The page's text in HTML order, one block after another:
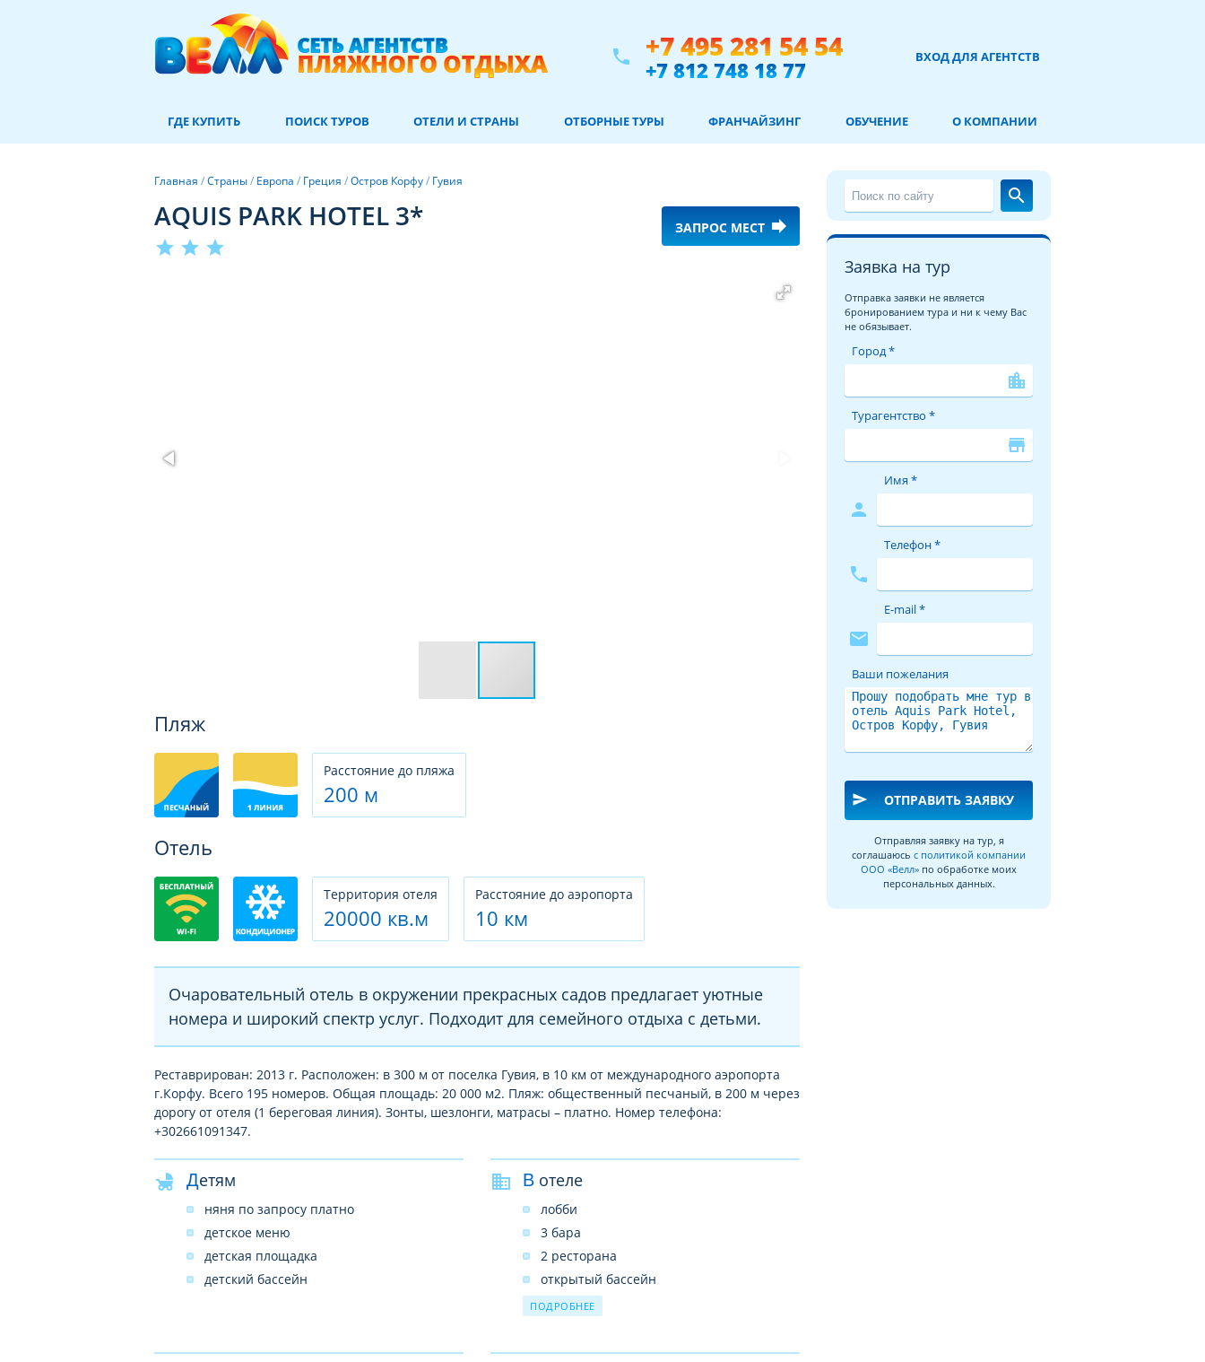
phone +7 495 281 54 54
+7 812 748 18 77 ВХОД ДЛЯ АГЕНТСТВ
ГДЕ КУПИТЬ ПОИСК ТУРОВ ОТЕЛИ И СТРАНЫ ОТБОРНЫЕ ТУРЫ ФРАНЧАЙЗИНГ ОБУЧЕНИЕ О КОМПАНИИ
Главная /Страны/ Европа / Греция /Остров Корфу/ Гувия
AQUIS PARK HOTEL 3*
star star star
ЗАПРОС МЕСТ forward
Пляж
Расстояние до пляжа
200 м
Отель
Территория отеля
20000 кв.м
Расстояние до аэропорта
10 км
Очаровательный отель в окружении прекрасных садов предлагает уютные
номера и широкий спектр услуг. Подходит для семейного отдыха с детьми.
Реставрирован: 2013 г. Расположен: в 300 м от поселка Гувия, в 10 км от международного аэропорта
г.Корфу. Всего 195 номеров. Общая площадь: 20 000 м2. Пляж: общественный песчаный, в 200 м через
дорогу от отеля (1 береговая линия). Зонты, шезлонги, матрасы – платно. Номер телефона:
+302661091347.
Детям
няня по запросу платно
детское меню
детская площадка
детский бассейн
В отеле
лобби
3 бара
2 ресторана
открытый бассейн
зонты и лежаки у бассейна
услуги врача (по вызову, платно)
ПОДРОБНЕЕ
search
Заявка на тур
Отправка заявки не является
бронированием тура и ни к чему Вас
не обязывает.
Город *
location_city
Турагентство *
store
person
Имя *
phone
Телефон *
mail
E-mail *
Ваши пожелания
send ОТПРАВИТЬ ЗАЯВКУ
Отправляя заявку на тур, я
соглашаюсь с политикой компании
ООО «Велл» по обработке моих
персональных данных.